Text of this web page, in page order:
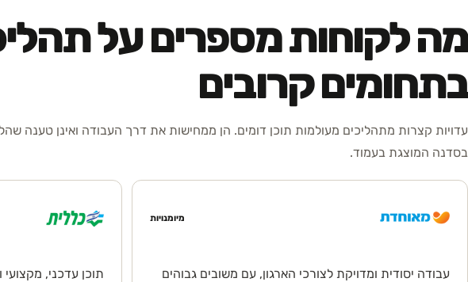
מה לקוחות מספרים על
בתחומים קרובים
עדויות קצרות מתהליכים מעולמות תוכן דומים. הן ממחישות את דרך העבודה ואינן טענה
בסדנה המוצגת בעמוד.
מיומנויות
עבודה יסודית ומדויקת לצורכי הארגון, עם משובים גבוהים
תוכן עדכני,